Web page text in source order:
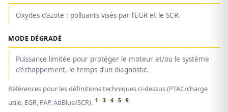
Oxydes d’azote : polluants visés par l’EGR et le SCR.
MODE DÉGRADÉ
Puissance limitée pour protéger le moteur et/ou le système
d’échappement, le temps d’un diagnostic.
Références pour les définitions techniques ci-dessus (PTAC/charge
utile, EGR, FAP, AdBlue/SCR). 1 3 4 5 9